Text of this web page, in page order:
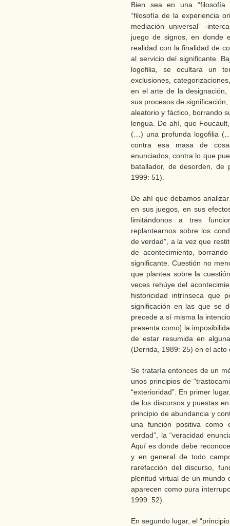
Bien sea en una “filosofía
“filosofía de la experiencia
mediación universal” -
juego de signos, en donde
realidad con la finalidad de
al servicio del significante.
logofilia, se ocultara un
exclusiones,
en el arte de la
sus procesos de
aleatorio y fáctico, borrando
lengua. De ahí, que
(…) una profunda logofilia
contra esa masa de
enunciados, contra lo que
batallador, de desorden, de
1999: 51).
De ahí que debamos
en sus juegos, en sus
limitándonos a tres
replantearnos sobre los
de verdad”, a la vez que
de acontecimiento,
significante. Cuestión no
que plantea sobre la
veces rehúye del
historicidad intrínseca que
significación en las que se
precede a sí misma la
presenta como] la
de estar resumida en
(Derrida, 1989: 25) en el acto
Se trataría entonces de un
unos principios de
“exterioridad”. En primer
de los discursos y puestas
principio de abundancia y
una función positiva como
verdad”, la “veracidad
Aquí es donde debe
y en general de todo
rarefacción del discurso,
plenitud virtual de un mundo
aparecen como pura
1999: 52).
En segundo lugar, el